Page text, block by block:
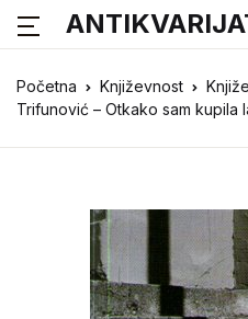
Početna Književnost
Trifunović – Otkako sam kupila